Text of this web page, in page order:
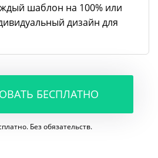
шаблон на 100% или
дизайн для
БЕСПЛАТНО
Без обязательств.